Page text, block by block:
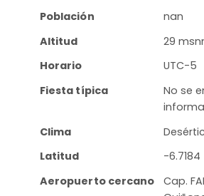
Población
nan
Altitud
29
Horario
UTC-5
Fiesta típica
No se
Clima
Latitud
-6.7184
Aeropuerto cercano
Cap.